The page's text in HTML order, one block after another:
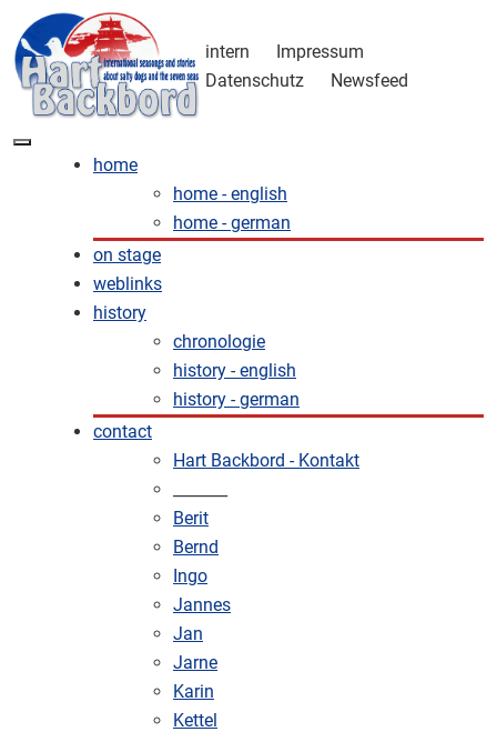
intern
Impressum
Datenschutz
Newsfeed
home
home - english
home - german
on stage
weblinks
history
chronologie
history - english
history - german
contact
Hart Backbord - Kontakt
Berit
Bernd
Ingo
Jannes
Jan
Jarne
Karin
Kettel